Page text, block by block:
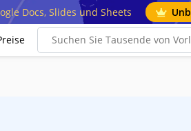
Docs, Slides und Sheets